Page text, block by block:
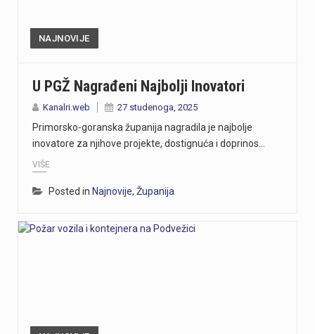
NAJNOVIJE
U PGŽ Nagrađeni Najbolji Inovatori
Kanalri.web 27 studenoga, 2025
Primorsko-goranska županija nagradila je najbolje
inovatore za njihove projekte, dostignuća i doprinos…
VIŠE
Posted in Najnovije, Županija